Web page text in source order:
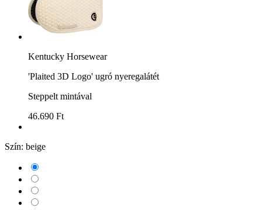
Kentucky Horsewear
'Plaited 3D Logo' ugró nyeregalátét
Steppelt mintával
46.690 Ft
Szín: beige